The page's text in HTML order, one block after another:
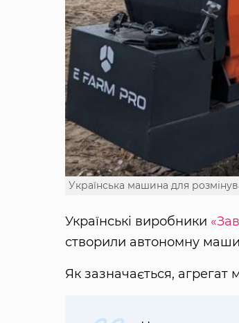
Українська машина для
Українські виробники
створили автономну
Як зазначається,